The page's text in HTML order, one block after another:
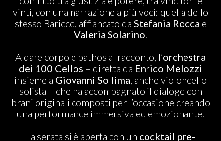
vinti, con una narrazione a più voci: quella dello
stesso Baricco, affiancato da Stefania Rocca e
Valeria Solarino.
A dare corpo e pathos al racconto, l’orchestra
dei 100 Cellos – diretta da Enrico Melozzi
insieme a Giovanni Sollima, anche violoncello
solista – che ha accompagnato il dialogo con
brani originali composti per l’occasione creando
una performance immersiva ed emozionante.
La serata si è aperta con un cocktail pre-